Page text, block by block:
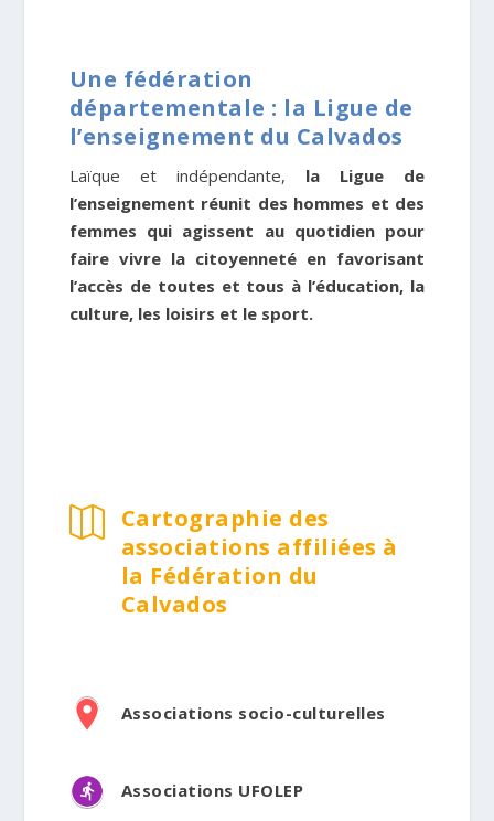
Une fédération
départementale : la Ligue de
l’enseignement du Calvados
Laïque et indépendante, la Ligue de
l’enseignement réunit des hommes et des
femmes qui agissent au quotidien pour
faire vivre la citoyenneté en favorisant
l’accès de toutes et tous à l’éducation, la
culture, les loisirs et le sport.
 Cartographie des
associations affiliées à
la Fédération du
Calvados
Associations socio-culturelles
Associations UFOLEP